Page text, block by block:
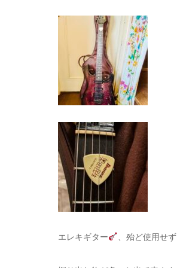
エレキギター 、殆ど使用せ